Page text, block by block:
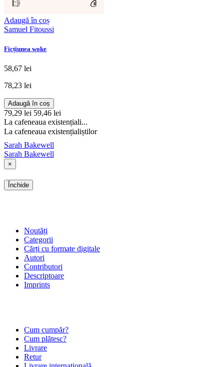
Adaugă în coș
Samuel Fitoussi
Ficțiunea woke
58,67 lei
78,23 lei
Adaugă în coș
79,29 lei 59,46 lei
La cafeneaua existențiali...
La cafeneaua existențialiștilor
Sarah Bakewell
Sarah Bakewell
×
Închide
Noutăți
Categorii
Cărți cu formate digitale
Autori
Contributori
Descriptoare
Imprints
Cum cumpăr?
Cum plătesc?
Livrare
Retur